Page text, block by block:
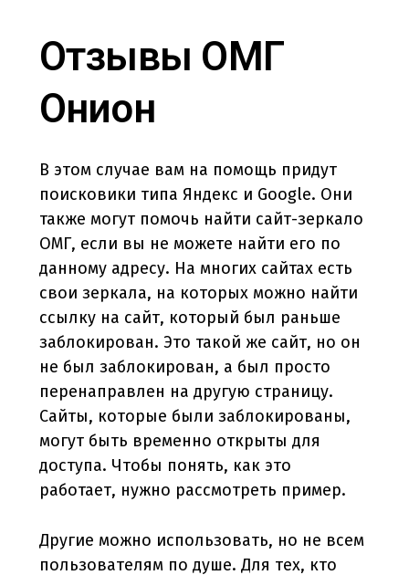
Отзывы ОМГ
Онион
В этом случае вам на помощь придут
поисковики типа Яндекс и Google. Они
также могут помочь найти сайт-зеркало
ОМГ, если вы не можете найти его по
данному адресу. На многих сайтах есть
свои зеркала, на которых можно найти
ссылку на сайт, который был раньше
заблокирован. Это такой же сайт, но он
не был заблокирован, а был просто
перенаправлен на другую страницу.
Сайты, которые были заблокированы,
могут быть временно открыты для
доступа. Чтобы понять, как это
работает, нужно рассмотреть пример.
Другие можно использовать, но не всем
пользователям по душе. Для тех, кто